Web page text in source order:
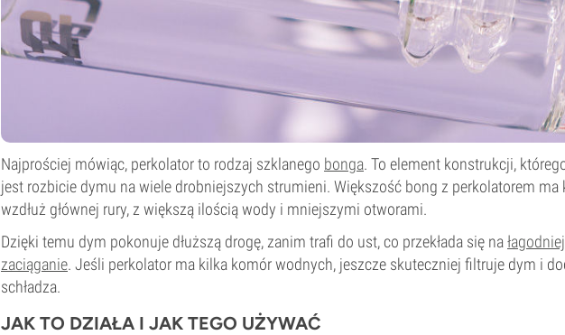
Najprościej mówiąc, perkolator to rodzaj szklanego bonga. To element konstrukcji,
jest rozbicie dymu na wiele drobniejszych strumieni. Większość bong z perkolatorem ma
wzdłuż głównej rury, z większą ilością wody i mniejszymi otworami.
Dzięki temu dym pokonuje dłuższą drogę, zanim trafi do ust, co przekłada się na
zaciąganie. Jeśli perkolator ma kilka komór wodnych, jeszcze skuteczniej filtruje dym i
schładza.
JAK TO DZIAŁA I JAK TEGO UŻYWAĆ